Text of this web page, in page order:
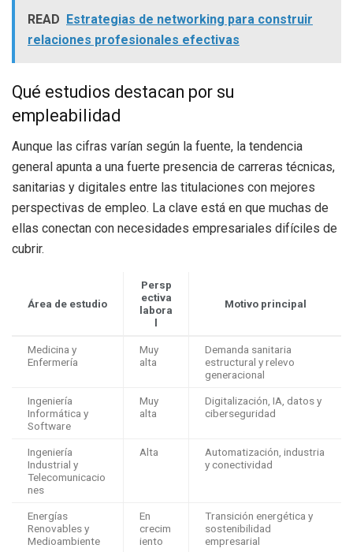
READ
Estrategias de networking para construir
relaciones profesionales efectivas
Qué estudios destacan por su
empleabilidad
Aunque las cifras varían según la fuente, la tendencia
general apunta a una fuerte presencia de carreras técnicas,
sanitarias y digitales entre las titulaciones con mejores
perspectivas de empleo. La clave está en que muchas de
ellas conectan con necesidades empresariales difíciles de
cubrir.
Área de estudio
Persp
ectiva
labora
l
Motivo principal
Medicina y
Enfermería
Muy
alta
Demanda sanitaria
estructural y relevo
generacional
Ingeniería
Informática y
Software
Muy
alta
Digitalización, IA, datos y
ciberseguridad
Ingeniería
Industrial y
Telecomunicacio
nes
Alta
Automatización, industria
y conectividad
Energías
Renovables y
Medioambiente
En
crecim
iento
Transición energética y
sostenibilidad
empresarial